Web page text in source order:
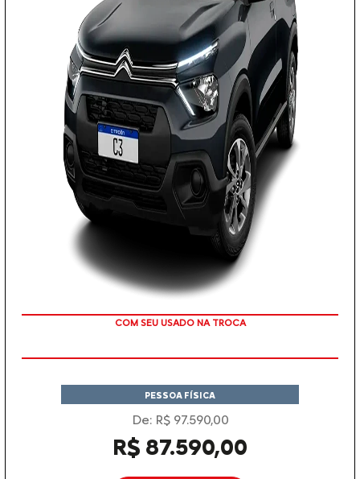
TAXA ZERO
PESSOA FÍSICA
De: R$ 97.590,00
R$ 87.590,00